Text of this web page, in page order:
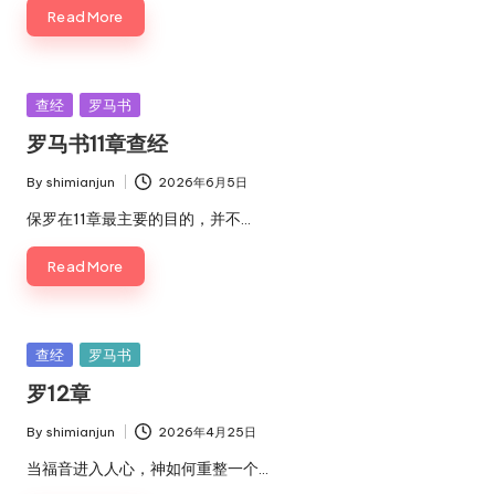
Read More
Posted
查经 罗马书
罗马书11章查经
Posted
by
By shimianjun 2026年6月5日
保罗在11章最主要的目的，并不…
Read More
Posted
查经 罗马书
罗12章
Posted
by
By shimianjun 2026年4月25日
当福音进入人心，神如何重整一个…